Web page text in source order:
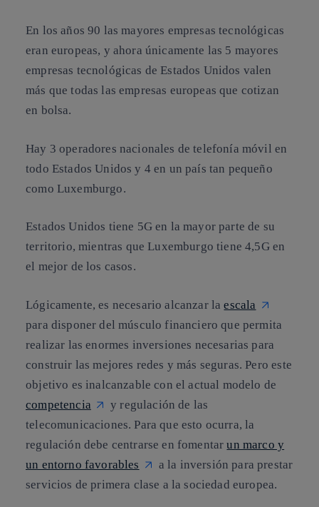
En los años 90 las mayores empresas tecnológicas
eran europeas, y ahora únicamente las 5 mayores
empresas tecnológicas de Estados Unidos valen
más que todas las empresas europeas que cotizan
en bolsa.
Hay 3 operadores nacionales de telefonía móvil en
todo Estados Unidos y 4 en un país tan pequeño
como Luxemburgo.
Estados Unidos tiene 5G en la mayor parte de su
territorio, mientras que Luxemburgo tiene 4,5G en
el mejor de los casos.
Lógicamente, es necesario alcanzar laescala
para disponer del músculo financiero que permita
realizar las enormes inversiones necesarias para
construir las mejores redes y más seguras. Pero este
objetivo es inalcanzable con el actual modelo de
competencia
y regulación de las
telecomunicaciones. Para que esto ocurra, la
regulación debe centrarse en fomentarun marco y
un entorno favorables
a la inversión para prestar
servicios de primera clase a la sociedad europea.